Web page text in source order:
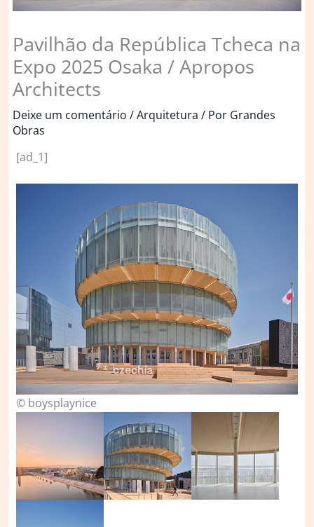
Pavilhão da República Tcheca na
Expo 2025 Osaka / Apropos
Architects
Deixe um comentário /Arquitetura / Por Grandes
Obras
[ad_1]
© boysplaynice